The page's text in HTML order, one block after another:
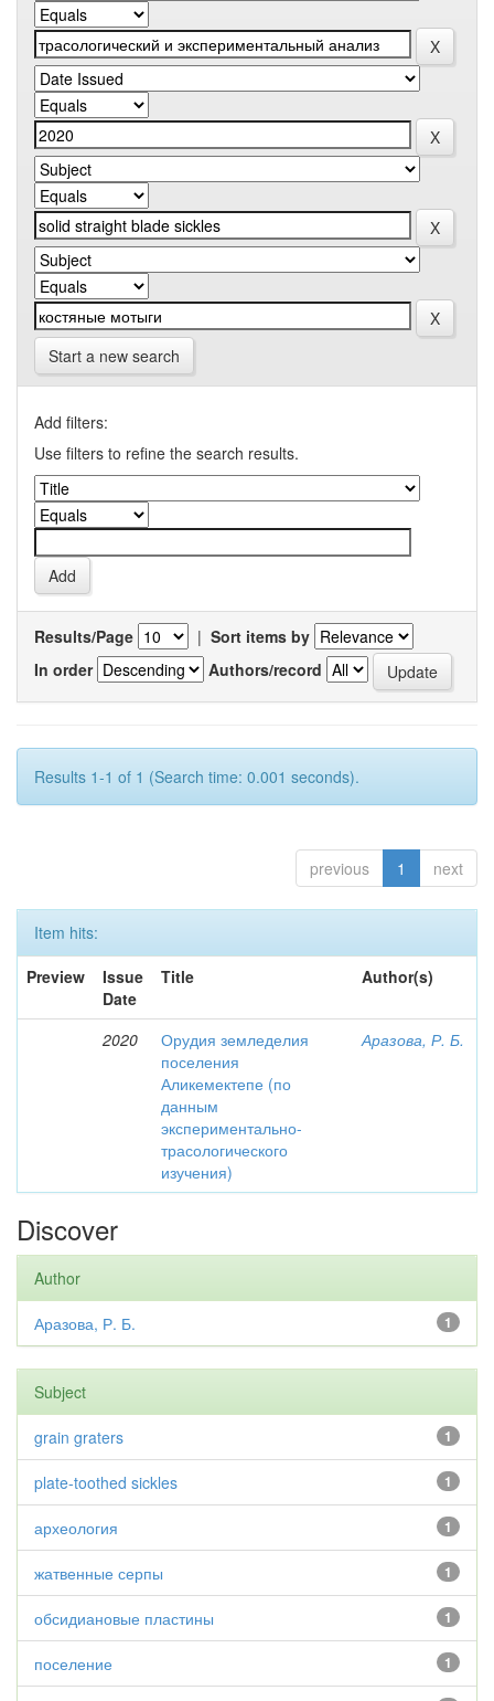
Start a new search
Add filters:
Use filters to refine the search results.
Results/Page | Sort items by
In order
Authors/record
Results 1-1 of 1 (Search time: 0.001 seconds).
previous 1 next
Item hits:
Preview
Issue
Date
Title Author(s)
2020
Орудия земледелия
поселения
Аликемектепе (по
данным
экспериментально-
трасологического
изучения)
Аразова, Р. Б.
Discover
Author
1
Аразова, Р. Б.
Subject
1
grain graters
1
plate-toothed sickles
1
археология
1
жатвенные серпы
1
обсидиановые пластины
1
поселение